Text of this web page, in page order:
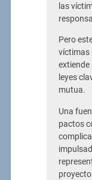
las
Pero
víctimas
extiende
leyes
mutua.
Una
pactos